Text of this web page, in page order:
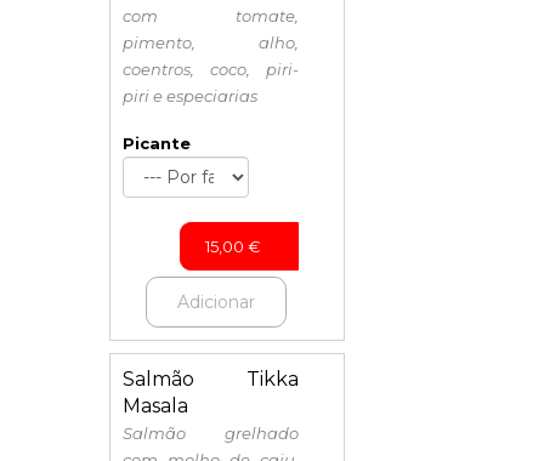
com tomate,
pimento, alho,
coentros, coco, piri-
piri e especiarias
Picante
15,00 €
Adicionar
Salmão Tikka
Masala
Salmão grelhado